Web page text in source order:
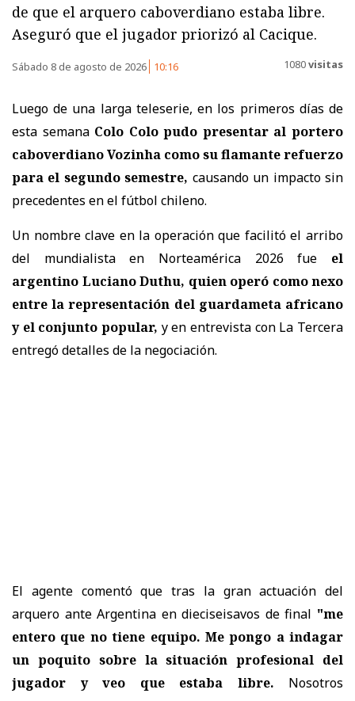
de que el arquero caboverdiano estaba libre.
Aseguró que el jugador priorizó al Cacique.
Sábado 8 de agosto de 2026 10:16 1080visitas
Luego de una larga teleserie, en los primeros días de
esta semana Colo Colo pudo presentar al portero
caboverdiano Vozinha como su flamante refuerzo
para el segundo semestre, causando un impacto sin
precedentes en el fútbol chileno.
Un nombre clave en la operación que facilitó el arribo
del mundialista en Norteamérica 2026 fue el
argentino Luciano Duthu, quien operó como nexo
entre la representación del guardameta africano
y el conjunto popular, y en entrevista con La Tercera
entregó detalles de la negociación.
El agente comentó que tras la gran actuación del
arquero ante Argentina en dieciseisavos de final "me
entero que no tiene equipo. Me pongo a indagar
un poquito sobre la situación profesional del
jugador y veo que estaba libre. Nosotros